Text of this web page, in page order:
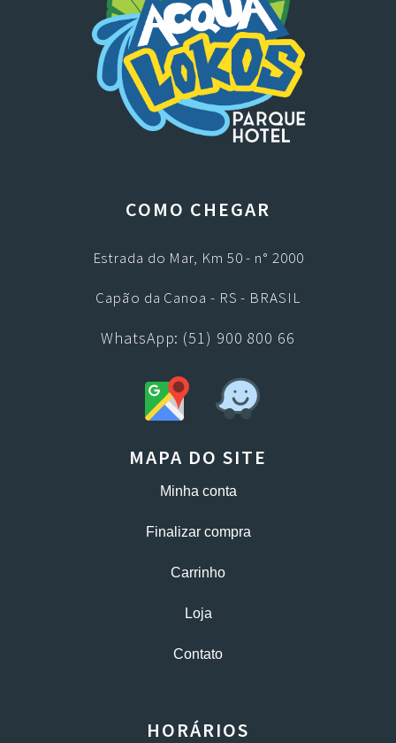
COMO CHEGAR
Estrada do Mar, Km 50 - n° 2000
Capão da Canoa - RS - BRASIL
WhatsApp: (51) 900 800 66
MAPA DO SITE
Minha conta
Finalizar compra
Carrinho
Loja
Contato
HORÁRIOS